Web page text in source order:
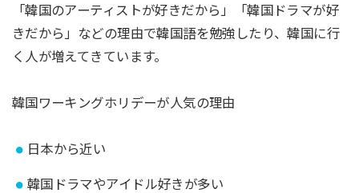
「韓国のアーティストが好きだから」「韓国ドラマが好
きだから」などの理由で韓国語を勉強したり、韓国に行
く人が増えてきています。
韓国ワーキングホリデーが人気の理由
日本から近い
韓国ドラマやアイドル好きが多い